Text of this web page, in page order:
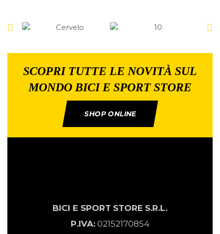
SCOPRI TUTTE LE NOVITÀ SUL
MONDO BICI E SPORT STORE
SHOP ONLINE
BICI E SPORT STORE S.R.L.
P.IVA:02152170854